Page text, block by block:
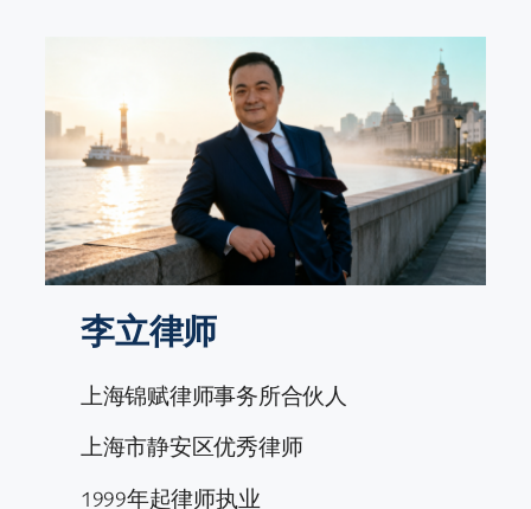
李立律师
上海锦赋律师事务所合伙人
上海市静安区优秀律师
1999年起律师执业